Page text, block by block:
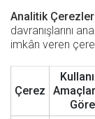
Analitik
davranışlarını
imkân veren
Çerez
Göre